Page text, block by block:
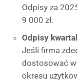
Odpisy za
9 000 zł.
Odpisy
Jeśli firma
dostosować
okresu